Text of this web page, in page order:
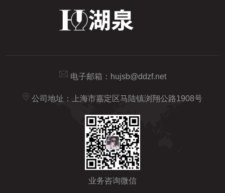
电子邮箱： hujsb@ddzf.net
公司地址：上海市嘉定区马陆镇浏翔公路1908号
业务咨询微信